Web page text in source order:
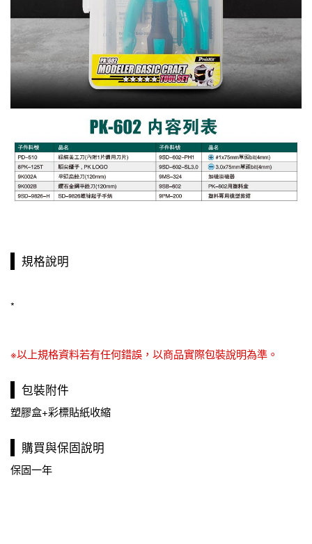
規格說明
*
※以上規格資料若有任何錯誤，以商品實際包裝說明為準。
包裝附件
塑膠盒+彩標貼紙收縮
購買與保固說明
保固一年